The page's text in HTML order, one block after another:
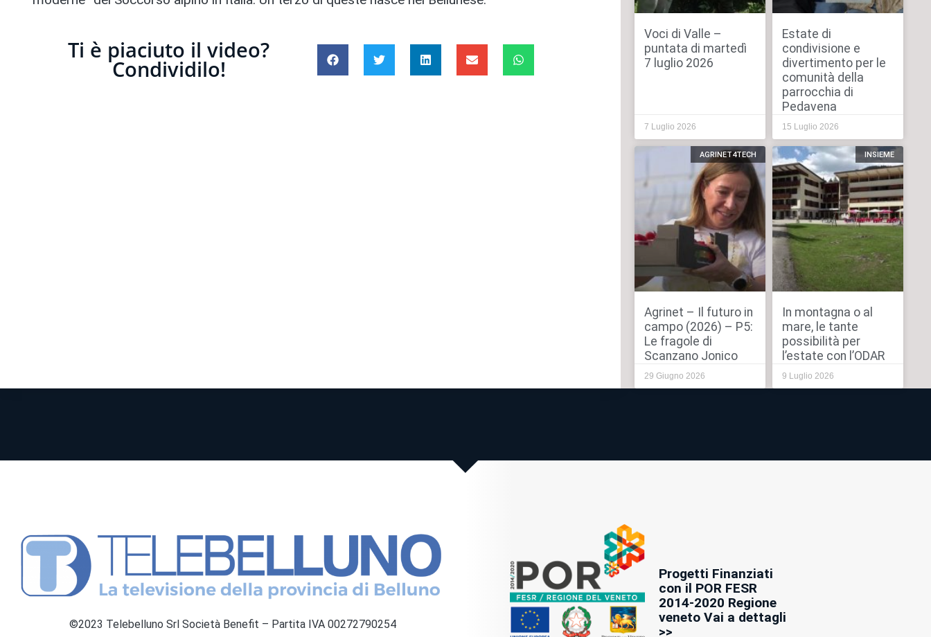
Ti è piaciuto il video?
Condividilo!
Voci di Valle –
puntata di martedì
7 luglio 2026
7 Luglio 2026
Estate di
condivisione e
divertimento per le
comunità della
parrocchia di
Pedavena
15 Luglio 2026
AGRINET4TECH
Agrinet – Il futuro in
campo (2026) – P5:
Le fragole di
Scanzano Jonico
29 Giugno 2026
INSIEME
In montagna o al
mare, le tante
possibilità per
l’estate con l’ODAR
9 Luglio 2026
©2023 Telebelluno Srl Società Benefit – Partita IVA 00272790254
Progetti Finanziati
con il POR FESR
2014-2020 Regione
veneto Vai a dettagli
>>